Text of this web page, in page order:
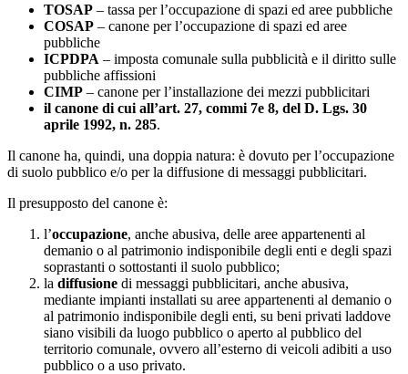
TOSAP – tassa per l’occupazione di spazi ed aree pubbliche
COSAP – canone per l’occupazione di spazi ed aree
pubbliche
ICPDPA – imposta comunale sulla pubblicità e il diritto sulle
pubbliche affissioni
CIMP – canone per l’installazione dei mezzi pubblicitari
il canone di cui all’art. 27, commi 7e 8, del D. Lgs. 30
aprile 1992, n. 285.
Il canone ha, quindi, una doppia natura: è dovuto per l’occupazione
di suolo pubblico e/o per la diffusione di messaggi pubblicitari.
Il presupposto del canone è:
l’occupazione, anche abusiva, delle aree appartenenti al
demanio o al patrimonio indisponibile degli enti e degli spazi
soprastanti o sottostanti il suolo pubblico;
la diffusione di messaggi pubblicitari, anche abusiva,
mediante impianti installati su aree appartenenti al demanio o
al patrimonio indisponibile degli enti, su beni privati laddove
siano visibili da luogo pubblico o aperto al pubblico del
territorio comunale, ovvero all’esterno di veicoli adibiti a uso
pubblico o a uso privato.